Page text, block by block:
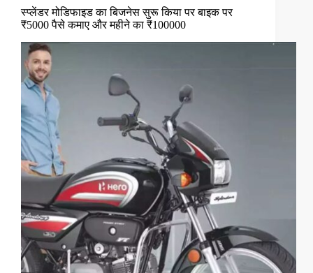
स्प्लेंडर मोडिफाइड का बिजनेस सुरू किया पर बाइक पर
₹5000 पैसे कमाए और महीने का ₹100000